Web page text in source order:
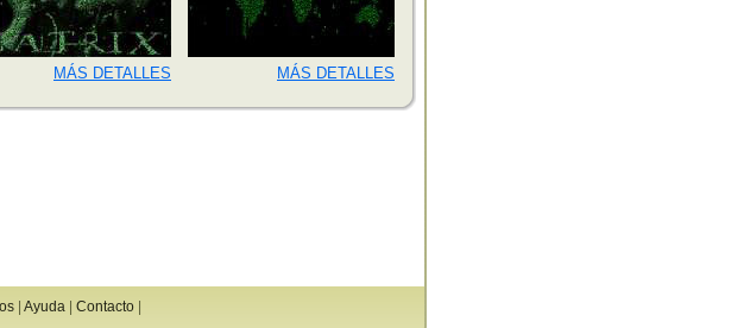
MÁS DETALLES MÁS DETALLES
| Ayuda | Contacto |